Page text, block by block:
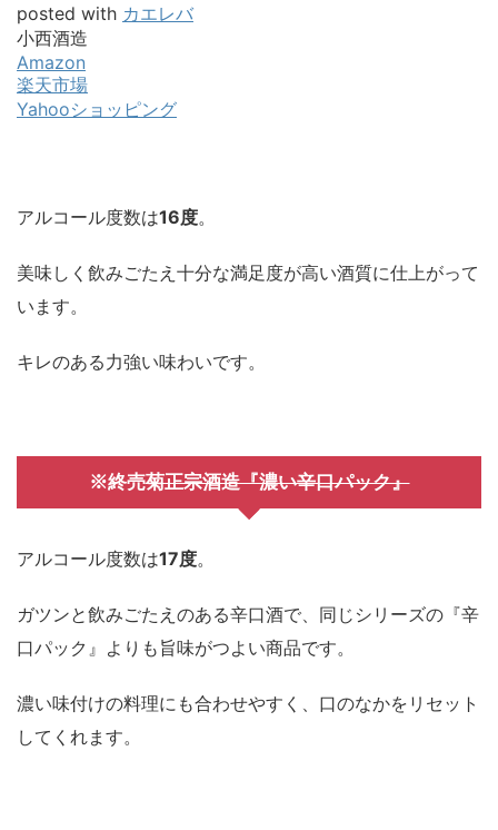
posted with カエレバ
小西酒造
Amazon
楽天市場
Yahooショッピング
アルコール度数は16度。
美味しく飲みごたえ十分な満足度が高い酒質に仕上がって
います。
キレのある力強い味わいです。
※終売菊正宗酒造『濃い辛口パック』
アルコール度数は17度。
ガツンと飲みごたえのある辛口酒で、同じシリーズの『辛
口パック』よりも旨味がつよい商品です。
濃い味付けの料理にも合わせやすく、口のなかをリセット
してくれます。